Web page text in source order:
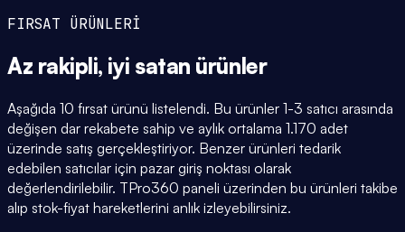
FIRSAT ÜRÜNLERİ
Az rakipli, iyi satan ürünler
Aşağıda 10 fırsat ürünü listelendi. Bu ürünler 1-3 satıcı arasında
değişen dar rekabete sahip ve aylık ortalama 1.170 adet
üzerinde satış gerçekleştiriyor. Benzer ürünleri tedarik
edebilen satıcılar için pazar giriş noktası olarak
değerlendirilebilir. TPro360 paneli üzerinden bu ürünleri takibe
alıp stok-fiyat hareketlerini anlık izleyebilirsiniz.